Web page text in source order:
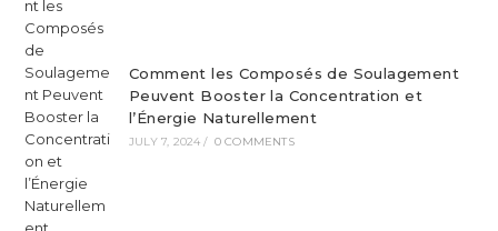
Comment les Composés de Soulagement
Peuvent Booster la Concentration et
l’Énergie Naturellement
JULY 7, 2024 / 0 COMMENTS